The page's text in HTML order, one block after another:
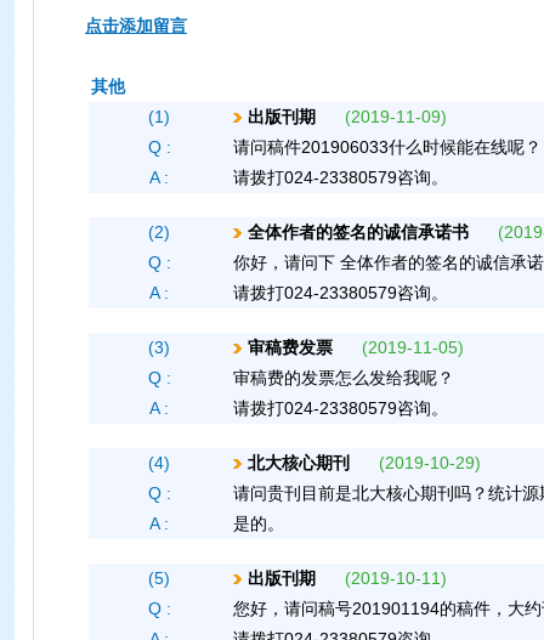
点击添加留言
其他
(1)
出版刊期
(2019-11-09)
Q :
请问稿件201906033什么时候能在线呢？
A :
请拨打024-23380579咨询。
(2) 全体作者的签名的诚信承诺书
Q :
你好，请问下 全体作者的签名的诚信承
A :
请拨打024-23380579咨询。
(3) 审稿费发票
(2019-11-05)
Q :
审稿费的发票怎么发给我呢？
A :
请拨打024-23380579咨询。
(4) 北大核心期刊
(2019-10-29)
Q :
请问贵刊目前是北大核心期刊吗？统计源
A :
是的。
(5) 出版刊期
(2019-10-11)
Q :
您好，请问稿号201901194的稿件，大